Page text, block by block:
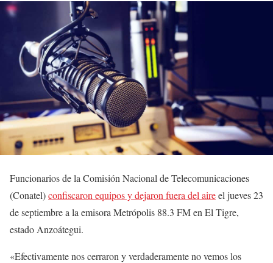
Funcionarios de la Comisión Nacional de Telecomunicaciones
(Conatel)confiscaron equipos y dejaron fuera del aireel jueves 23
de septiembre a la emisora Metrópolis 88.3 FM en El Tigre,
estado Anzoátegui.
«Efectivamente nos cerraron y verdaderamente no vemos los